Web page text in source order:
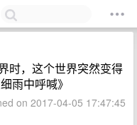
时，这个世界突然变得
雨中呼喊》
on 2017-04-05 17:47:45